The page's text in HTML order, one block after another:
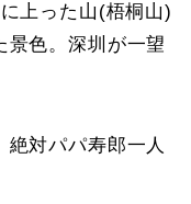
上った山(梧桐山)
景色。深圳が一望
絶対パパ寿郎一人